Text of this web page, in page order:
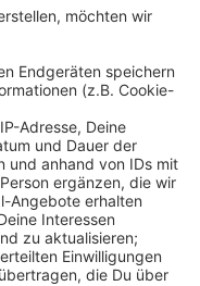
welche
Bäume leiden
Werden sie
Feuerwehr hat
geholfen.
junge Bäume -
zu gießen.